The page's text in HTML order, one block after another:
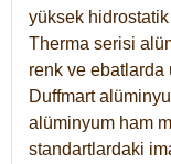
yüksek hidrostatik
Therma serisi
renk ve ebatlarda
Duffmart
alüminyum ham
standartlardaki